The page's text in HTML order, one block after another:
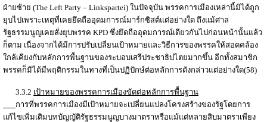
ฝ่ายซ้าย (The Left Party – Linkspartei) ในปัจจุบัน พรรคการเมืองเหล่านี้มิได้ถูก
ยุบไปเพราะเหตุที่เคยยึดถืออุดมการณ์มาร์กซิสต์แต่อย่างใด ถึงแม้ศาล
รัฐธรรมนูญเคยสั่งยุบพรรค KPD ซึ่งยึดถืออุดมการณ์เดียวกันไปก่อนหน้านั้นแล้ว
ก็ตาม เนื่องจากได้มีการปรับเปลี่ยนเป้าหมายและวิธีการของพรรคให้สอดคล้อง
ใกล้เคียงกับหลักการพื้นฐานของระบอบเสรีประชาธิปไตยมากขึ้น อีกทั้งสมาชิก
พรรคก็มิได้มีพฤติกรรมในทางที่เป็นปฏิปักษ์ต่อหลักการดังกล่าวแต่อย่างใด(58)
3.3.2 เป้าหมายของพรรคการเมืองขัดต่อหลักการพื้นฐาน
การที่พรรคการเมืองมีเป้าหมายจะเปลี่ยนแปลงโครงสร้างของรัฐโดยการ
แก้ไขเพิ่มเติมบทบัญญัติรัฐธรรมนูญบางมาตราหรือแม้แต่หลายสิบมาตราเพียง